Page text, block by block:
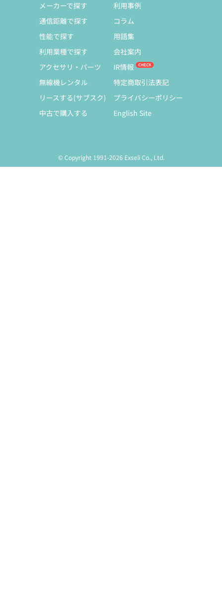
メーカーで探す
通信距離で探す
性能で探す
利用業種で探す
アクセサリ・パーツ
無線機レンタル
リースする(サブスク)
中古で購入する
利用事例
コラム
用語集
会社案内
IR情報
特定商取引法表記
プライバシーポリシー
English Site
© Copyright 1991-2026 Exseli Co., Ltd.